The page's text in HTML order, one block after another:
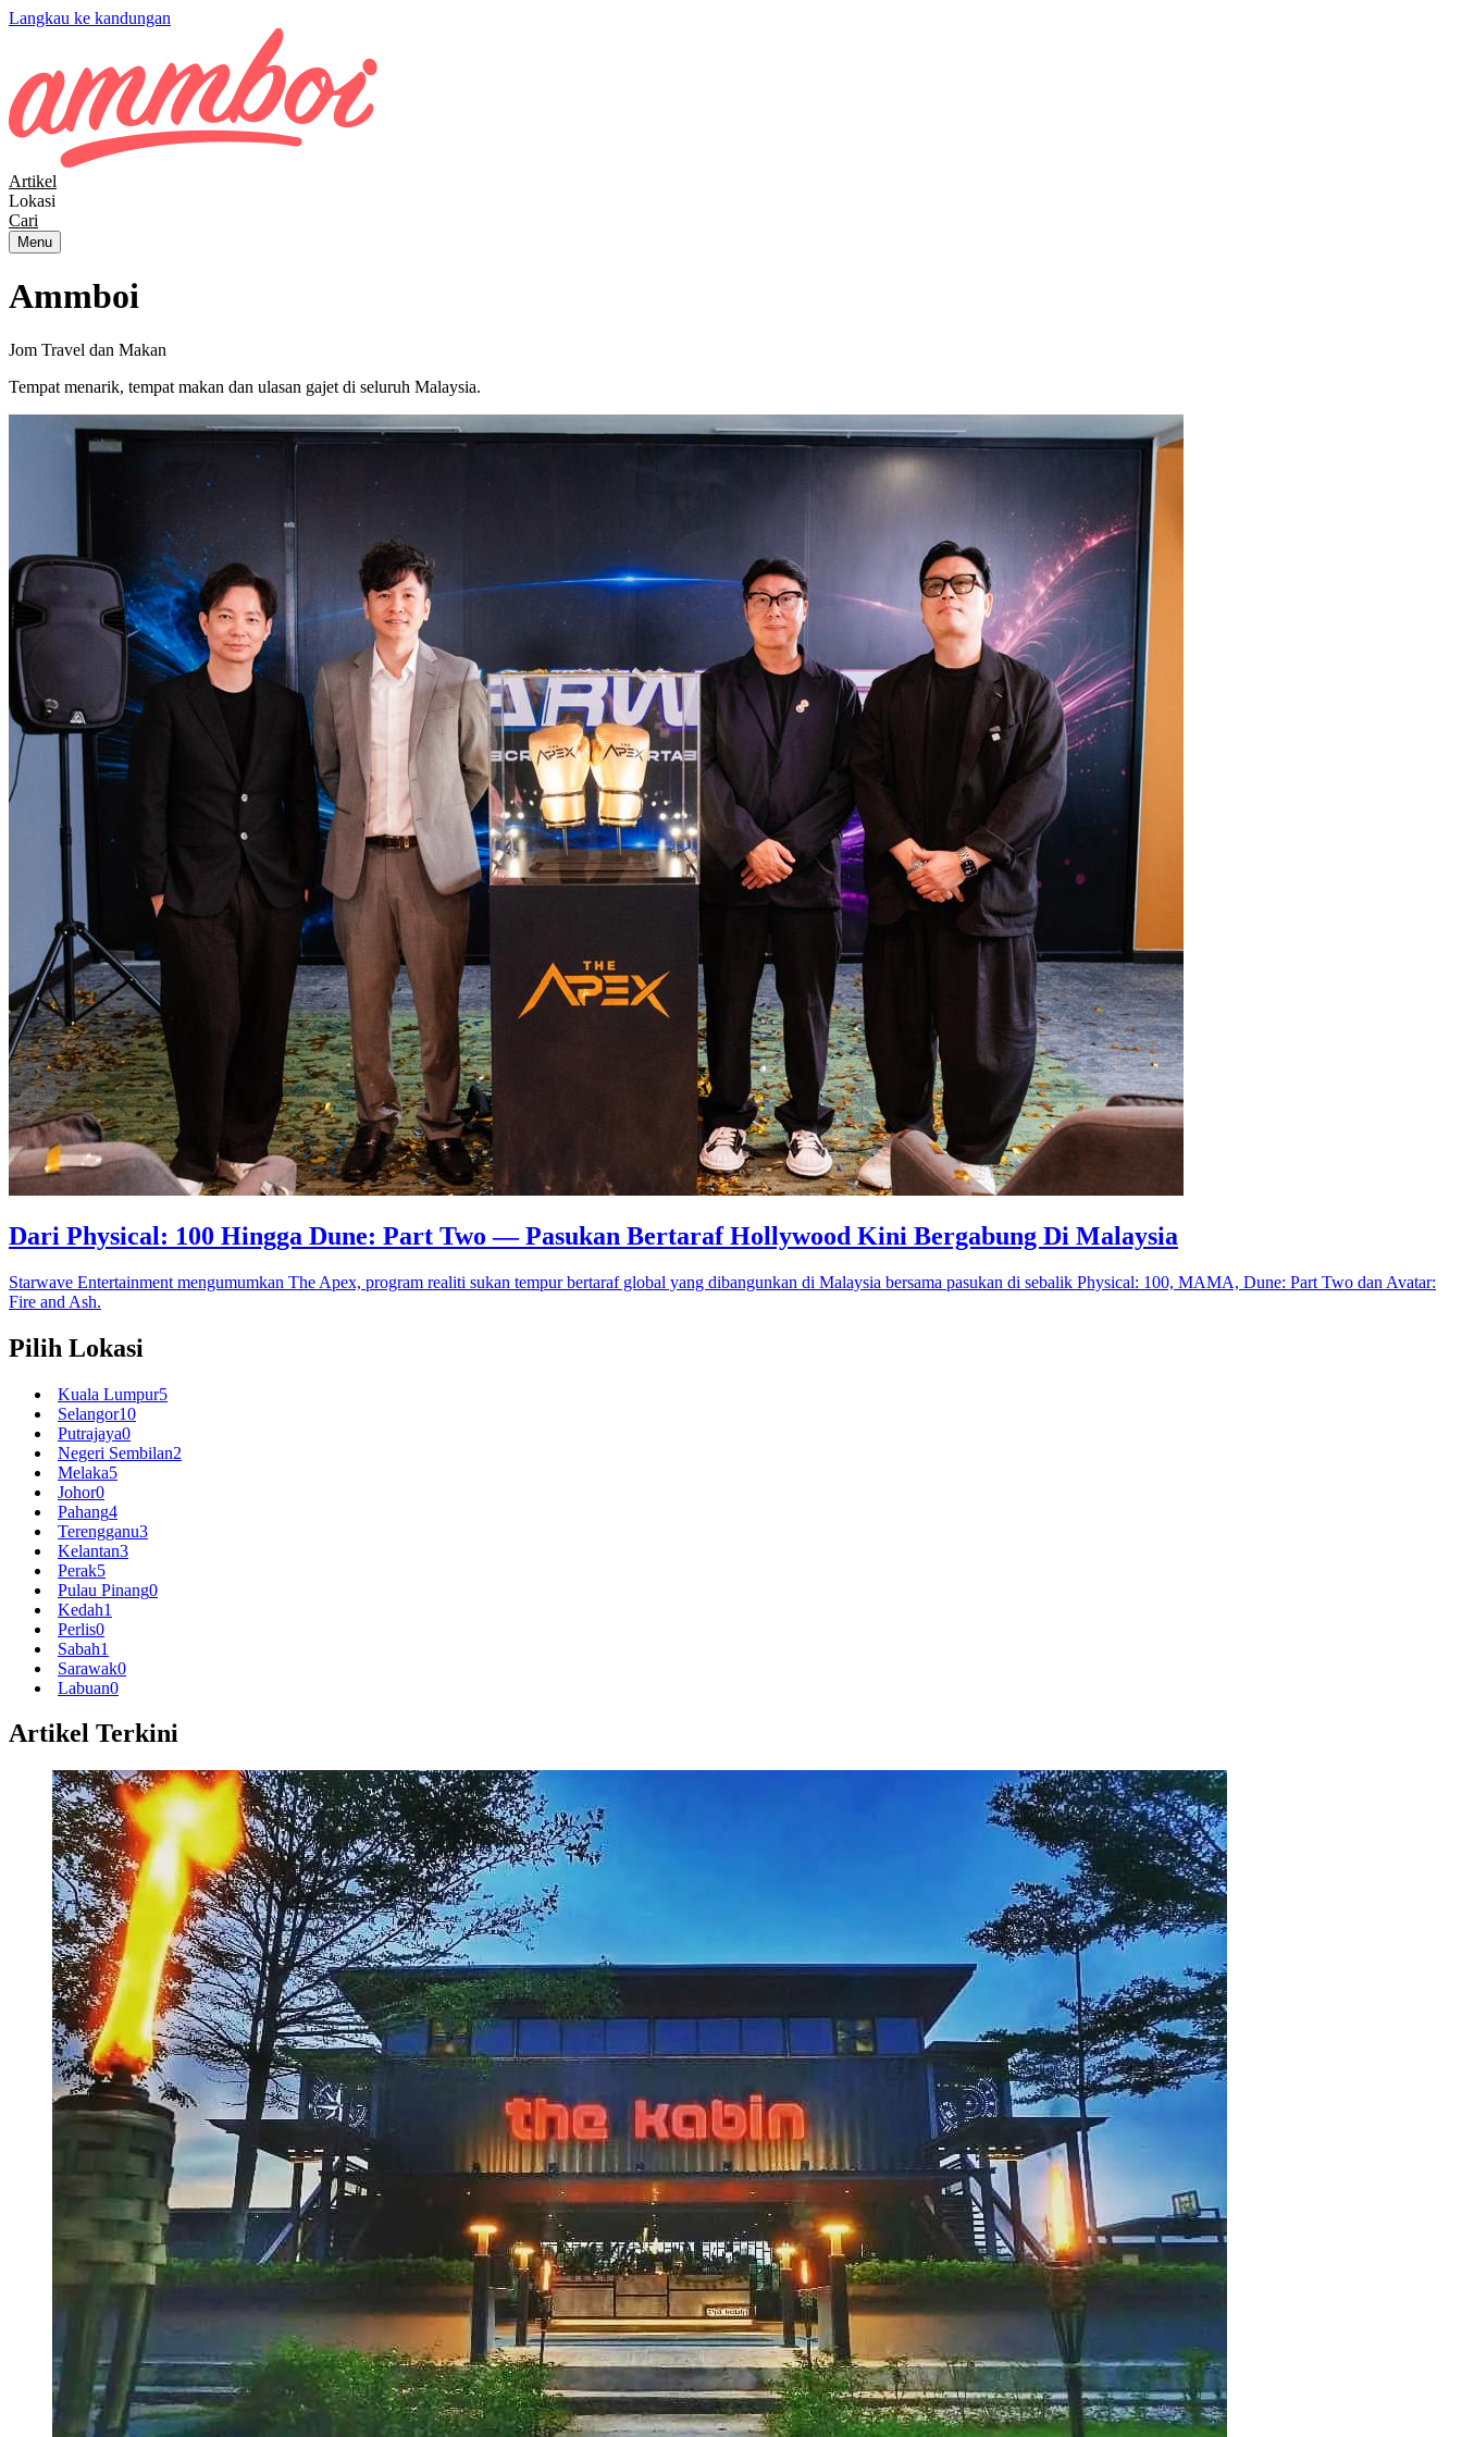
Langkau ke kandungan
Artikel
Lokasi
Cari
Menu
Ammboi
Jom Travel dan Makan
Tempat menarik, tempat makan dan ulasan gajet di seluruh Malaysia.
Dari Physical: 100 Hingga Dune: Part Two — Pasukan Bertaraf Hollywood Kini Bergabung Di Malaysia
Starwave Entertainment mengumumkan The Apex, program realiti sukan tempur bertaraf global yang dibangunkan di Malaysia bersama pasukan di sebalik Physical: 100, MAMA, Dune: Part Two dan Avatar:
Fire and Ash.
Pilih Lokasi
Kuala Lumpur5
Selangor10
Putrajaya0
Negeri Sembilan2
Melaka5
Johor0
Pahang4
Terengganu3
Kelantan3
Perak5
Pulau Pinang0
Kedah1
Perlis0
Sabah1
Sarawak0
Labuan0
Artikel Terkini